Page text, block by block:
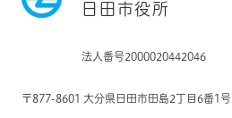
日田市役所
法人番号2000020442046
〒877-8601 大分県日田市田島2丁目6番1号